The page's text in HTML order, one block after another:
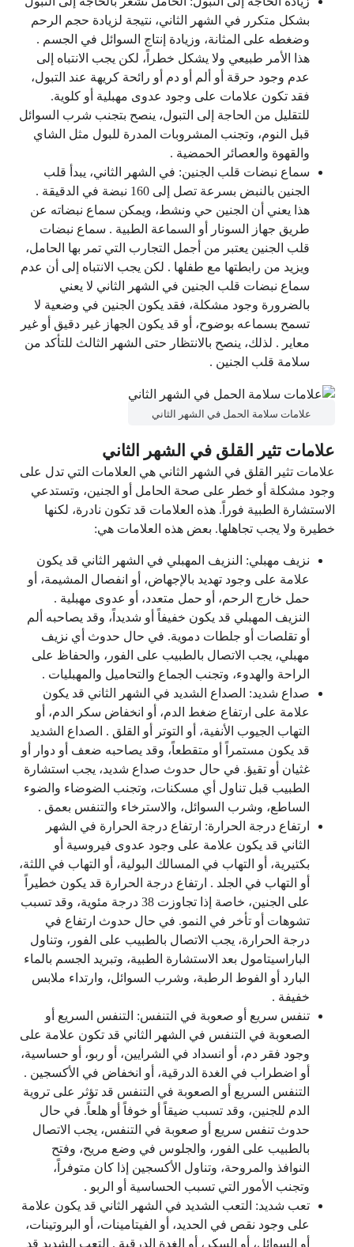
بشكل متكرر في الشهر الثاني، نتيجة لزيادة حجم الرحم
وضغطه على المثانة، وزيادة إنتاج السوائل في الجسم .
هذا الأمر طبيعي ولا يشكل خطراً، لكن يجب الانتباه إلى
عدم وجود حرقة أو ألم أو دم أو رائحة كريهة عند التبول،
فقد تكون علامات على وجود عدوى مهبلية أو كلوية.
للتقليل من الحاجة إلى التبول، ينصح بتجنب شرب السوائل
قبل النوم، وتجنب المشروبات المدرة للبول مثل الشاي
والقهوة والعصائر الحمضية .
سماع نبضات قلب الجنين: في الشهر الثاني، يبدأ قلب
الجنين بالنبض بسرعة تصل إلى 160 نبضة في الدقيقة .
هذا يعني أن الجنين حي ونشط، ويمكن سماع نبضاته عن
طريق جهاز السونار أو السماعة الطبية . سماع نبضات
قلب الجنين يعتبر من أجمل التجارب التي تمر بها الحامل،
ويزيد من رابطتها مع طفلها . لكن يجب الانتباه إلى أن عدم
سماع نبضات قلب الجنين في الشهر الثاني لا يعني
بالضرورة وجود مشكلة، فقد يكون الجنين في وضعية لا
تسمح بسماعه بوضوح، أو قد يكون الجهاز غير دقيق أو غير
معاير . لذلك، ينصح بالانتظار حتى الشهر الثالث للتأكد من
سلامة قلب الجنين .
علامات سلامة الحمل في الشهر الثاني
علامات تثير القلق في الشهر الثاني
علامات تثير القلق في الشهر الثاني هي العلامات التي تدل على
وجود مشكلة أو خطر على صحة الحامل أو الجنين، وتستدعي
الاستشارة الطبية فوراً. هذه العلامات قد تكون نادرة، لكنها
خطيرة ولا يجب تجاهلها. بعض هذه العلامات هي:
نزيف مهبلي: النزيف المهبلي في الشهر الثاني قد يكون
علامة على وجود تهديد بالإجهاض، أو انفصال المشيمة، أو
حمل خارج الرحم، أو حمل متعدد، أو عدوى مهبلية .
النزيف المهبلي قد يكون خفيفاً أو شديداً، وقد يصاحبه ألم
أو تقلصات أو جلطات دموية. في حال حدوث أي نزيف
مهبلي، يجب الاتصال بالطبيب على الفور، والحفاظ على
الراحة والهدوء، وتجنب الجماع والتحاميل والمهبليات .
صداع شديد: الصداع الشديد في الشهر الثاني قد يكون
علامة على ارتفاع ضغط الدم، أو انخفاض سكر الدم، أو
التهاب الجيوب الأنفية، أو التوتر أو القلق . الصداع الشديد
قد يكون مستمراً أو متقطعاً، وقد يصاحبه ضعف أو دوار أو
غثيان أو تقيؤ. في حال حدوث صداع شديد، يجب استشارة
الطبيب قبل تناول أي مسكنات، وتجنب الضوضاء والضوء
الساطع، وشرب السوائل، والاسترخاء والتنفس بعمق .
ارتفاع درجة الحرارة: ارتفاع درجة الحرارة في الشهر
الثاني قد يكون علامة على وجود عدوى فيروسية أو
بكتيرية، أو التهاب في المسالك البولية، أو التهاب في اللثة،
أو التهاب في الجلد . ارتفاع درجة الحرارة قد يكون خطيراً
على الجنين، خاصة إذا تجاوزت 38 درجة مئوية، وقد تسبب
تشوهات أو تأخر في النمو. في حال حدوث ارتفاع في
درجة الحرارة، يجب الاتصال بالطبيب على الفور، وتناول
الباراسيتامول بعد الاستشارة الطبية، وتبريد الجسم بالماء
البارد أو الفوط الرطبة، وشرب السوائل، وارتداء ملابس
خفيفة .
تنفس سريع أو صعوبة في التنفس: التنفس السريع أو
الصعوبة في التنفس في الشهر الثاني قد تكون علامة على
وجود فقر دم، أو انسداد في الشرايين، أو ربو، أو حساسية،
أو اضطراب في الغدة الدرقية، أو انخفاض في الأكسجين .
التنفس السريع أو الصعوبة في التنفس قد تؤثر على تروية
الدم للجنين، وقد تسبب ضيقاً أو خوفاً أو هلعاً. في حال
حدوث تنفس سريع أو صعوبة في التنفس، يجب الاتصال
بالطبيب على الفور، والجلوس في وضع مريح، وفتح
النوافذ والمروحة، وتناول الأكسجين إذا كان متوفراً،
وتجنب الأمور التي تسبب الحساسية أو الربو .
تعب شديد: التعب الشديد في الشهر الثاني قد يكون علامة
على وجود نقص في الحديد، أو الفيتامينات، أو البروتينات،
أو السوائل، أو السكر، أو الغدة الدرقية . التعب الشديد قد